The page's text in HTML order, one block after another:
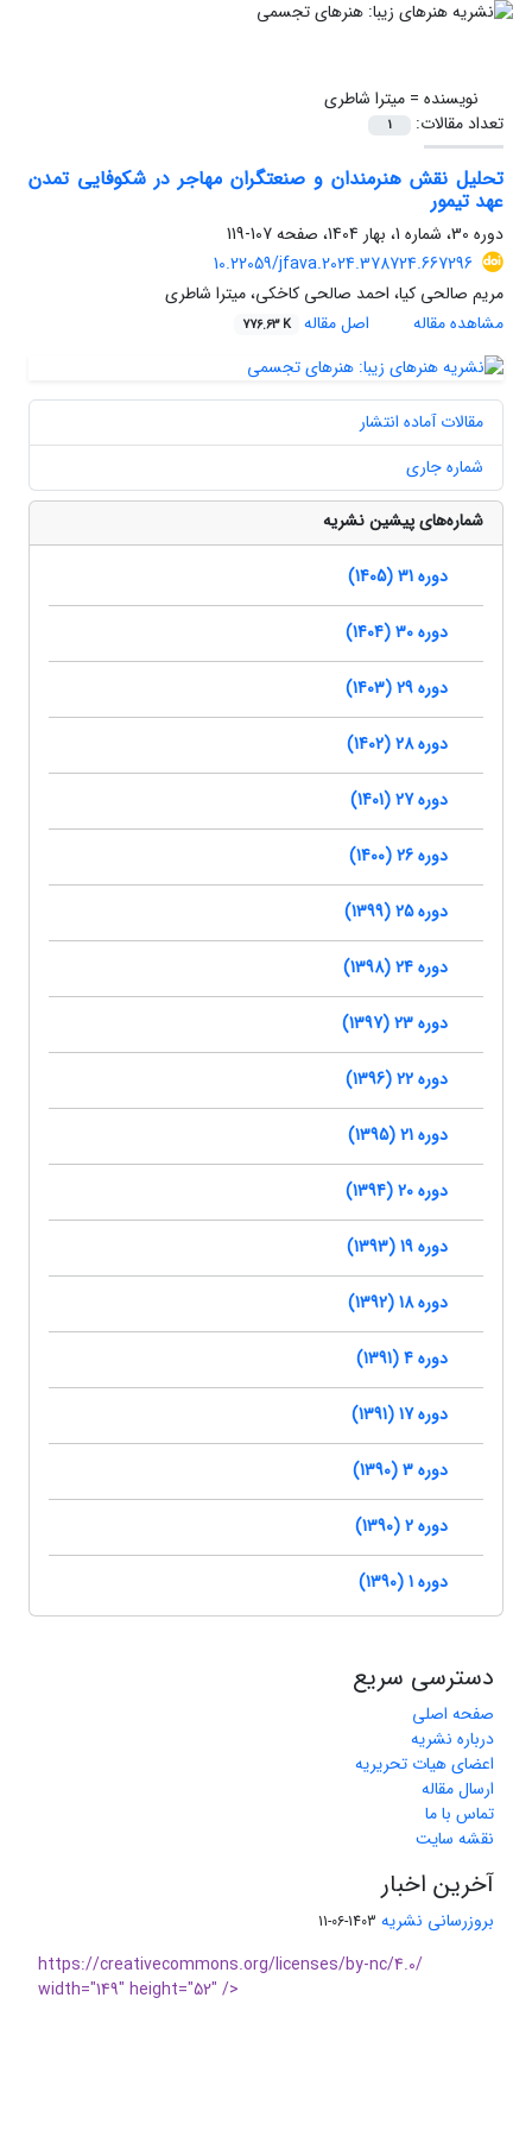
نویسنده =میترا شاطری
تعداد مقالات:
1
تحلیل نقش هنرمندان و صنعتگران مهاجر در شکوفایی تمدن
عهد تیمور
دوره 30، شماره 1، بهار 1404، صفحه
107-119
10.22059/jfava.2024.378724.667296
مریم صالحی کیا، احمد صالحی کاخکی، میترا شاطری
مشاهده مقاله
اصل مقاله 776.63 K
مقالات آماده انتشار
شماره جاری
شماره‌های پیشین نشریه
دوره 31 (1405)
دوره 30 (1404)
دوره 29 (1403)
دوره 28 (1402)
دوره 27 (1401)
دوره 26 (1400)
دوره 25 (1399)
دوره 24 (1398)
دوره 23 (1397)
دوره 22 (1396)
دوره 21 (1395)
دوره 20 (1394)
دوره 19 (1393)
دوره 18 (1392)
دوره 4 (1391)
دوره 17 (1391)
دوره 3 (1390)
دوره 2 (1390)
دوره 1 (1390)
دسترسی سریع
صفحه اصلی
درباره نشریه
اعضای هیات تحریریه
ارسال مقاله
تماس با ما
نقشه سایت
آخرین اخبار
بروزرسانی نشریه 1403-06-11
https://creativecommons.org/licenses/by-nc/4.0/
width="149" height="52" />